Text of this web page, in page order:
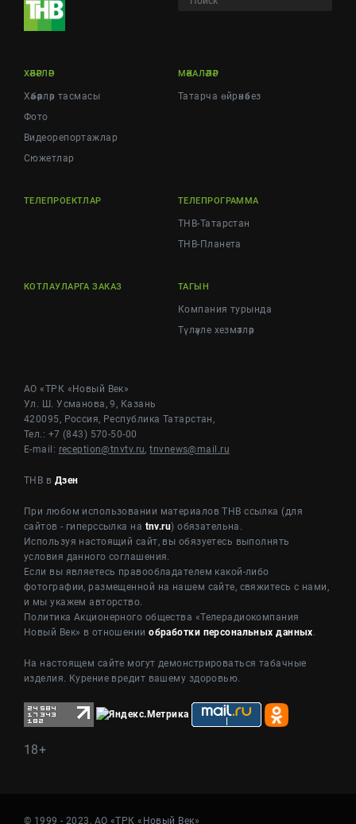
ХӘБӘРЛӘР
Хәбәрләр тасмасы
Фото
Видеорепортажлар
Cюжетлар
МӘКАЛӘЛӘР
Татарча өйрәнәбез
ТЕЛЕПРОЕКТЛАР ТЕЛЕПРОГРАММА
ТНВ-Татарстан
ТНВ-Планета
КОТЛАУЛАРГА ЗАКАЗ ТАГЫН
Компания турында
Түләүле хезмәтләр
АО «ТРК «Новый Век»
Ул. Ш. Усманова, 9, Казань
420095, Россия, Республика Татарстан,
Тел.: +7 (843) 570-50-00
E-mail: reception@tnvtv.ru,tnvnews@mail.ru
ТНВ в Дзен
При любом использовании материалов ТНВ ссылка (для
сайтов - гиперссылка на tnv.ru) обязательна.
Используя настоящий сайт, вы обязуетесь выполнять
условия данного соглашения.
Если вы являетесь правообладателем какой-либо
фотографии, размещенной на нашем сайте, свяжитесь с нами,
и мы укажем авторство.
Политика Акционерного общества «Телерадиокомпания
Новый Век» в отношенииобработки персональных данных.
На настоящем сайте могут демонстрироваться табачные
изделия. Курение вредит вашему здоровью.
18+
© 1999 - 2023, АО «ТРК «Новый Век»